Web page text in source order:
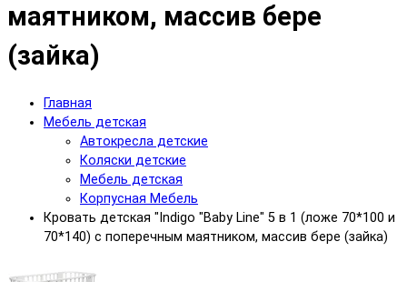
маятником, массив бере
(зайка)
Главная
Мебель детская
Автокресла детские
Коляски детские
Мебель детская
Корпусная Мебель
Кровать детская "Indigo "Baby Line" 5 в 1 (ложе 70*100 и
70*140) с поперечным маятником, массив бере (зайка)